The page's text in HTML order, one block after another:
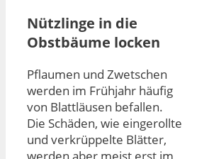
Nützlinge in die
Obstbäume locken
Pflaumen und Zwetschen
werden im Frühjahr häufig
von Blattläusen befallen.
Die Schäden, wie eingerollte
und verkrüppelte Blätter,